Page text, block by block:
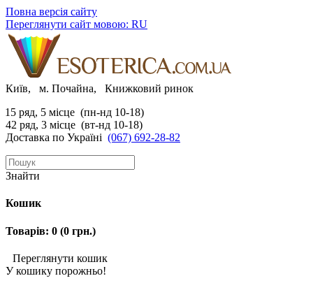
Повна версія сайту
Переглянути сайт мовою: RU
Київ, м. Почайна, Книжковий ринок
15 ряд, 5 місце (пн-нд 10-18)
42 ряд, 3 місце (вт-нд 10-18)
Доставка по Україні (067) 692-28-82
Знайти
Кошик
Товарів: 0 (0 грн.)
Переглянути кошик
У кошику порожньо!